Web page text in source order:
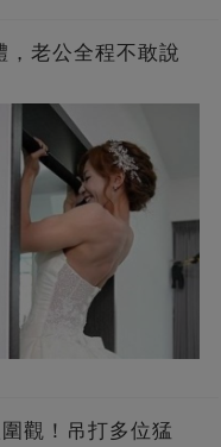
，老公全程不敢說
觀！吊打多位猛